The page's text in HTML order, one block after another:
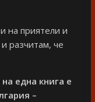
на приятели и
разчитам, че
една книга е
–